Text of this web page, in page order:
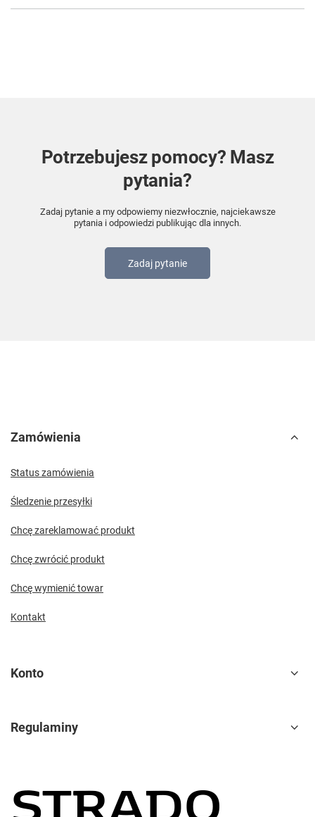
Potrzebujesz pomocy? Masz
pytania?
Zadaj pytanie a my odpowiemy niezwłocznie, najciekawsze
pytania i odpowiedzi publikując dla innych.
Zadaj pytanie
Zamówienia
Status zamówienia
Śledzenie przesyłki
Chcę zareklamować produkt
Chcę zwrócić produkt
Chcę wymienić towar
Kontakt
Konto
Regulaminy